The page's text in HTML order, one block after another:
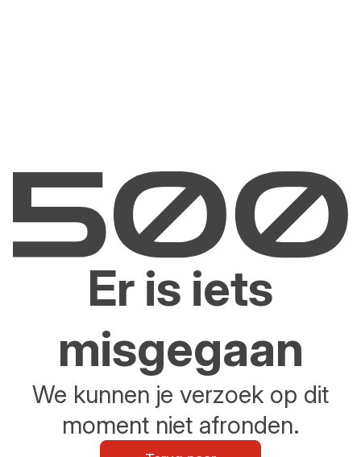
Er is iets
misgegaan
We kunnen je verzoek op dit
moment niet afronden.